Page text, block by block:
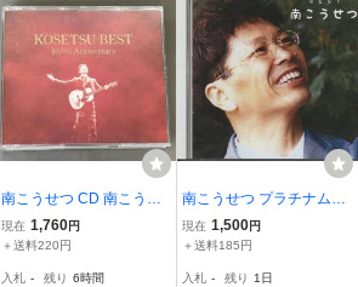
南こうせつ CD 南こうせ
つの40曲
現在 1,760円
＋送料220円
入札 - 残り 6時間
南こうせつ プラチナムベ
スト 2枚組 UHQCD 2015
年盤 PCCA-50201 PLATI
現在 1,500円
＋送料185円
入札 - 残り 1日